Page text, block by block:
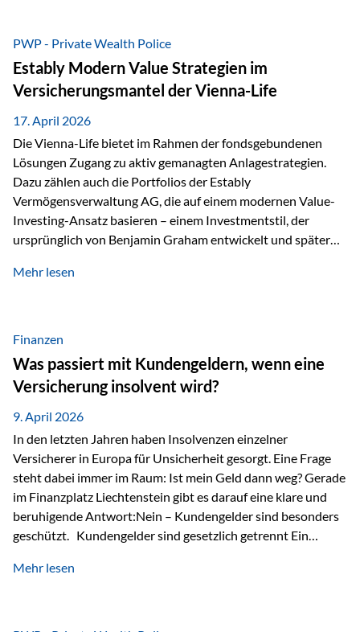
diesem Thema liefern unter anderem die praxisnahen
Ansätze von Finanzexperte Klaus Rost, der seit vielen Jahren
für eine verständliche und…
PWP - Private Wealth Police
Estably Modern Value Strategien im
Versicherungsmantel der Vienna-Life
17. April 2026
Die Vienna-Life bietet im Rahmen der fondsgebundenen
Lösungen Zugang zu aktiv gemanagten Anlagestrategien.
Dazu zählen auch die Portfolios der Estably
Vermögensverwaltung AG, die auf einem modernen Value-
Investing-Ansatz basieren – einem Investmentstil, der
ursprünglich von Benjamin Graham entwickelt und später
Modernes Value Investing als Grundlage Der
Fokus stehen Unternehmen, deren Börsenkurs unter ihrem
inneren Wert liegt. Neben klassischen
Bewertungskennzahlen werden auch qualitative Faktoren
wie Geschäftsmodell, Wettbewerbsvorteile und
Managementqualität…
Mehr lesen
Finanzen
Was passiert mit Kundengeldern, wenn eine
Versicherung insolvent wird?
9. April 2026
In den letzten Jahren haben Insolvenzen einzelner
Versicherer in Europa für Unsicherheit gesorgt. Eine Frage
steht dabei immer im Raum: Ist mein Geld dann weg? Gerade
im Finanzplatz Liechtenstein gibt es darauf eine klare und
beruhigende Antwort:Nein – Kundengelder sind besonders
geschützt. Kundengelder sind gesetzlich getrennt Ein
sogenannte Sondermasse. Das bedeutet:Die
Mehr lesen